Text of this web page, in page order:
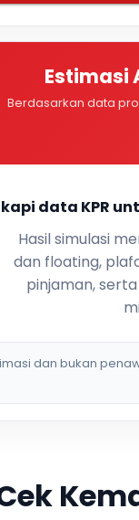
Estimasi
Berdasarkan data
data KPR
Hasil simulasi
dan floating,
pinjaman,
dan bukan